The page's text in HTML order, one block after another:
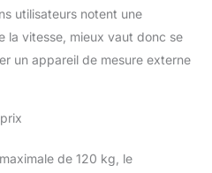
d'entraînement. [Moteur
de course 2-en-1
est équipé d'un
l'exercice tout
capacité de charge.
utilisateurs notent une
la vitesse, mieux vaut donc se
un appareil de mesure externe
de 120 kg, le